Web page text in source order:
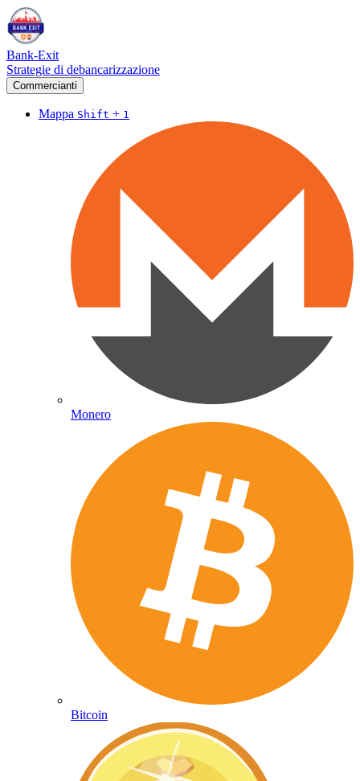
Bank-Exit
Strategie di debancarizzazione
Commercianti
Mappa Shift + 1
Monero
Bitcoin